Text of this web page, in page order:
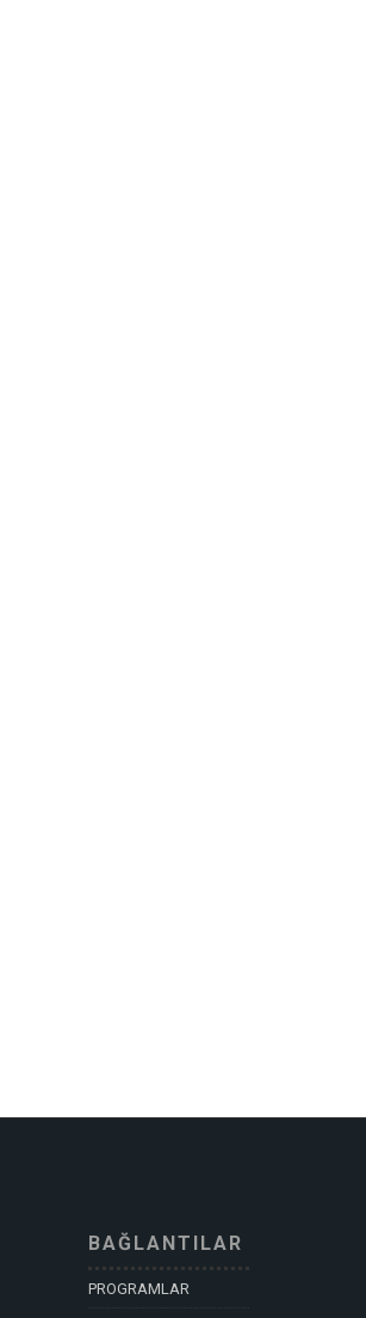
BAĞLANTILAR
PROGRAMLAR